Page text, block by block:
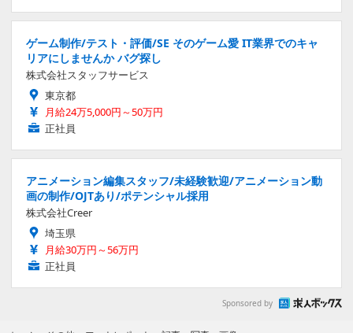
ゲーム制作/テスト・評価/SE そのゲーム愛 IT業界でのキャ
リアにしませんか バグ探し
株式会社スタッフサービス
東京都
月給24万5,000円～50万円
正社員
アニメーション編集スタッフ/未経験歓迎/アニメーション動
画の制作/OJTあり/ポテンシャル採用
株式会社Creer
埼玉県
月給30万円～56万円
正社員
Sponsored by